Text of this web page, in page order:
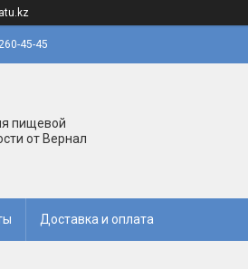
45-45
пищевой
от Вернал
Доставка и оплата